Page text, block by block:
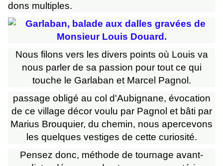
dons multiples.
Nous filons vers les divers points où Louis va
nous parler de sa passion pour tout ce qui
touche le Garlaban et Marcel Pagnol.
passage obligé au col d'Aubignane, évocation
de ce village décor voulu par Pagnol et bâti par
Marius Brouquier, du chemin, nous apercevons
les quelques vestiges de cette curiosité.
Pensez donc, méthode de tournage avant-